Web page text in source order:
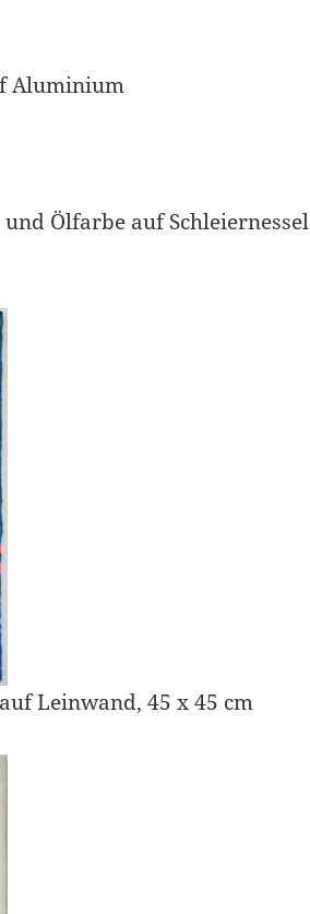
Aluminium
Ölfarbe auf Schleiernessel
Leinwand, 45 x 45 cm